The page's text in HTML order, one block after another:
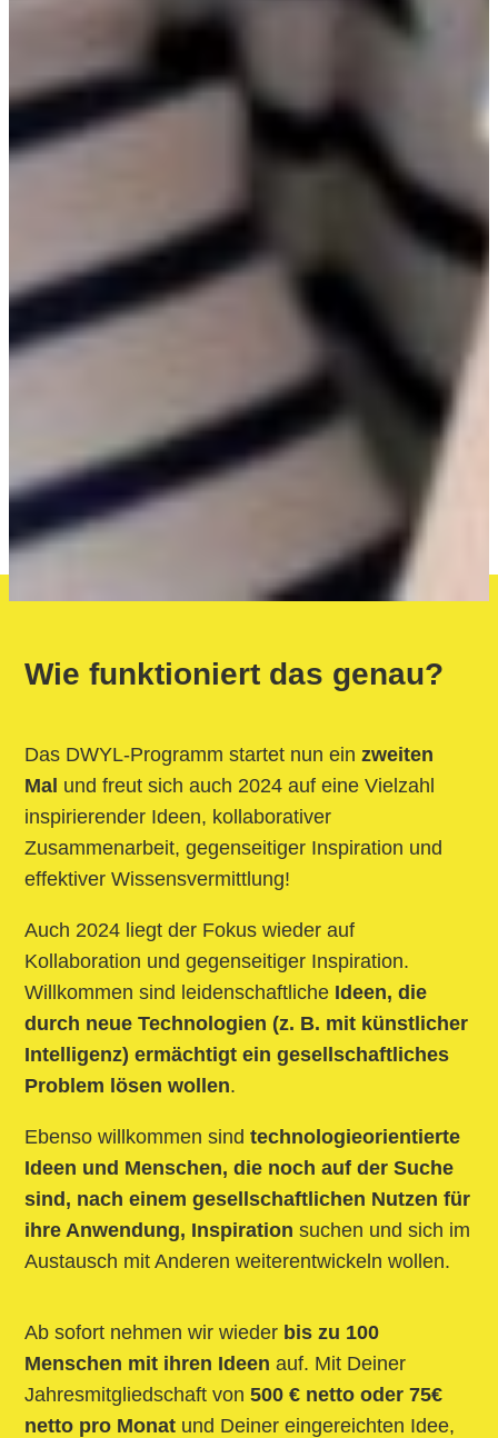
Wie funktioniert das genau?
Das DWYL-Programm startet nun einzweiten
Mal und freut sich auch 2024 auf eine Vielzahl
inspirierender Ideen, kollaborativer
Zusammenarbeit, gegenseitiger Inspiration und
effektiver Wissensvermittlung!
Auch 2024 liegt der Fokus wieder auf
Kollaboration und gegenseitiger Inspiration.
Willkommen sind leidenschaftliche Ideen, die
durch neue Technologien (z. B. mit künstlicher
Intelligenz) ermächtigt ein gesellschaftliches
Problem lösen wollen.
Ebenso willkommen sind technologieorientierte
Ideen und Menschen, die noch auf der Suche
sind, nach einem gesellschaftlichen Nutzen für
ihre Anwendung, Inspirationsuchen und sich im
Austausch mit Anderen weiterentwickeln wollen.
Ab sofort nehmen wir wieder bis zu 100
Menschen mit ihren Ideen auf. Mit Deiner
Jahresmitgliedschaft von500 € netto oder 75€
netto pro Monat und Deiner eingereichten Idee,